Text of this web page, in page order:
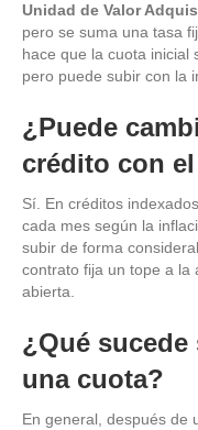
Unidad de Valor
pero se suma una tasa
hace que la cuota inicial
pero puede subir con la
¿Puede
crédito con
Sí. En créditos
cada mes según la
subir de forma
contrato fija un tope a la
abierta.
¿Qué
una cuota?
En general, después de